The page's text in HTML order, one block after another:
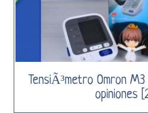
TensiÃ³metro Omron
opiniones